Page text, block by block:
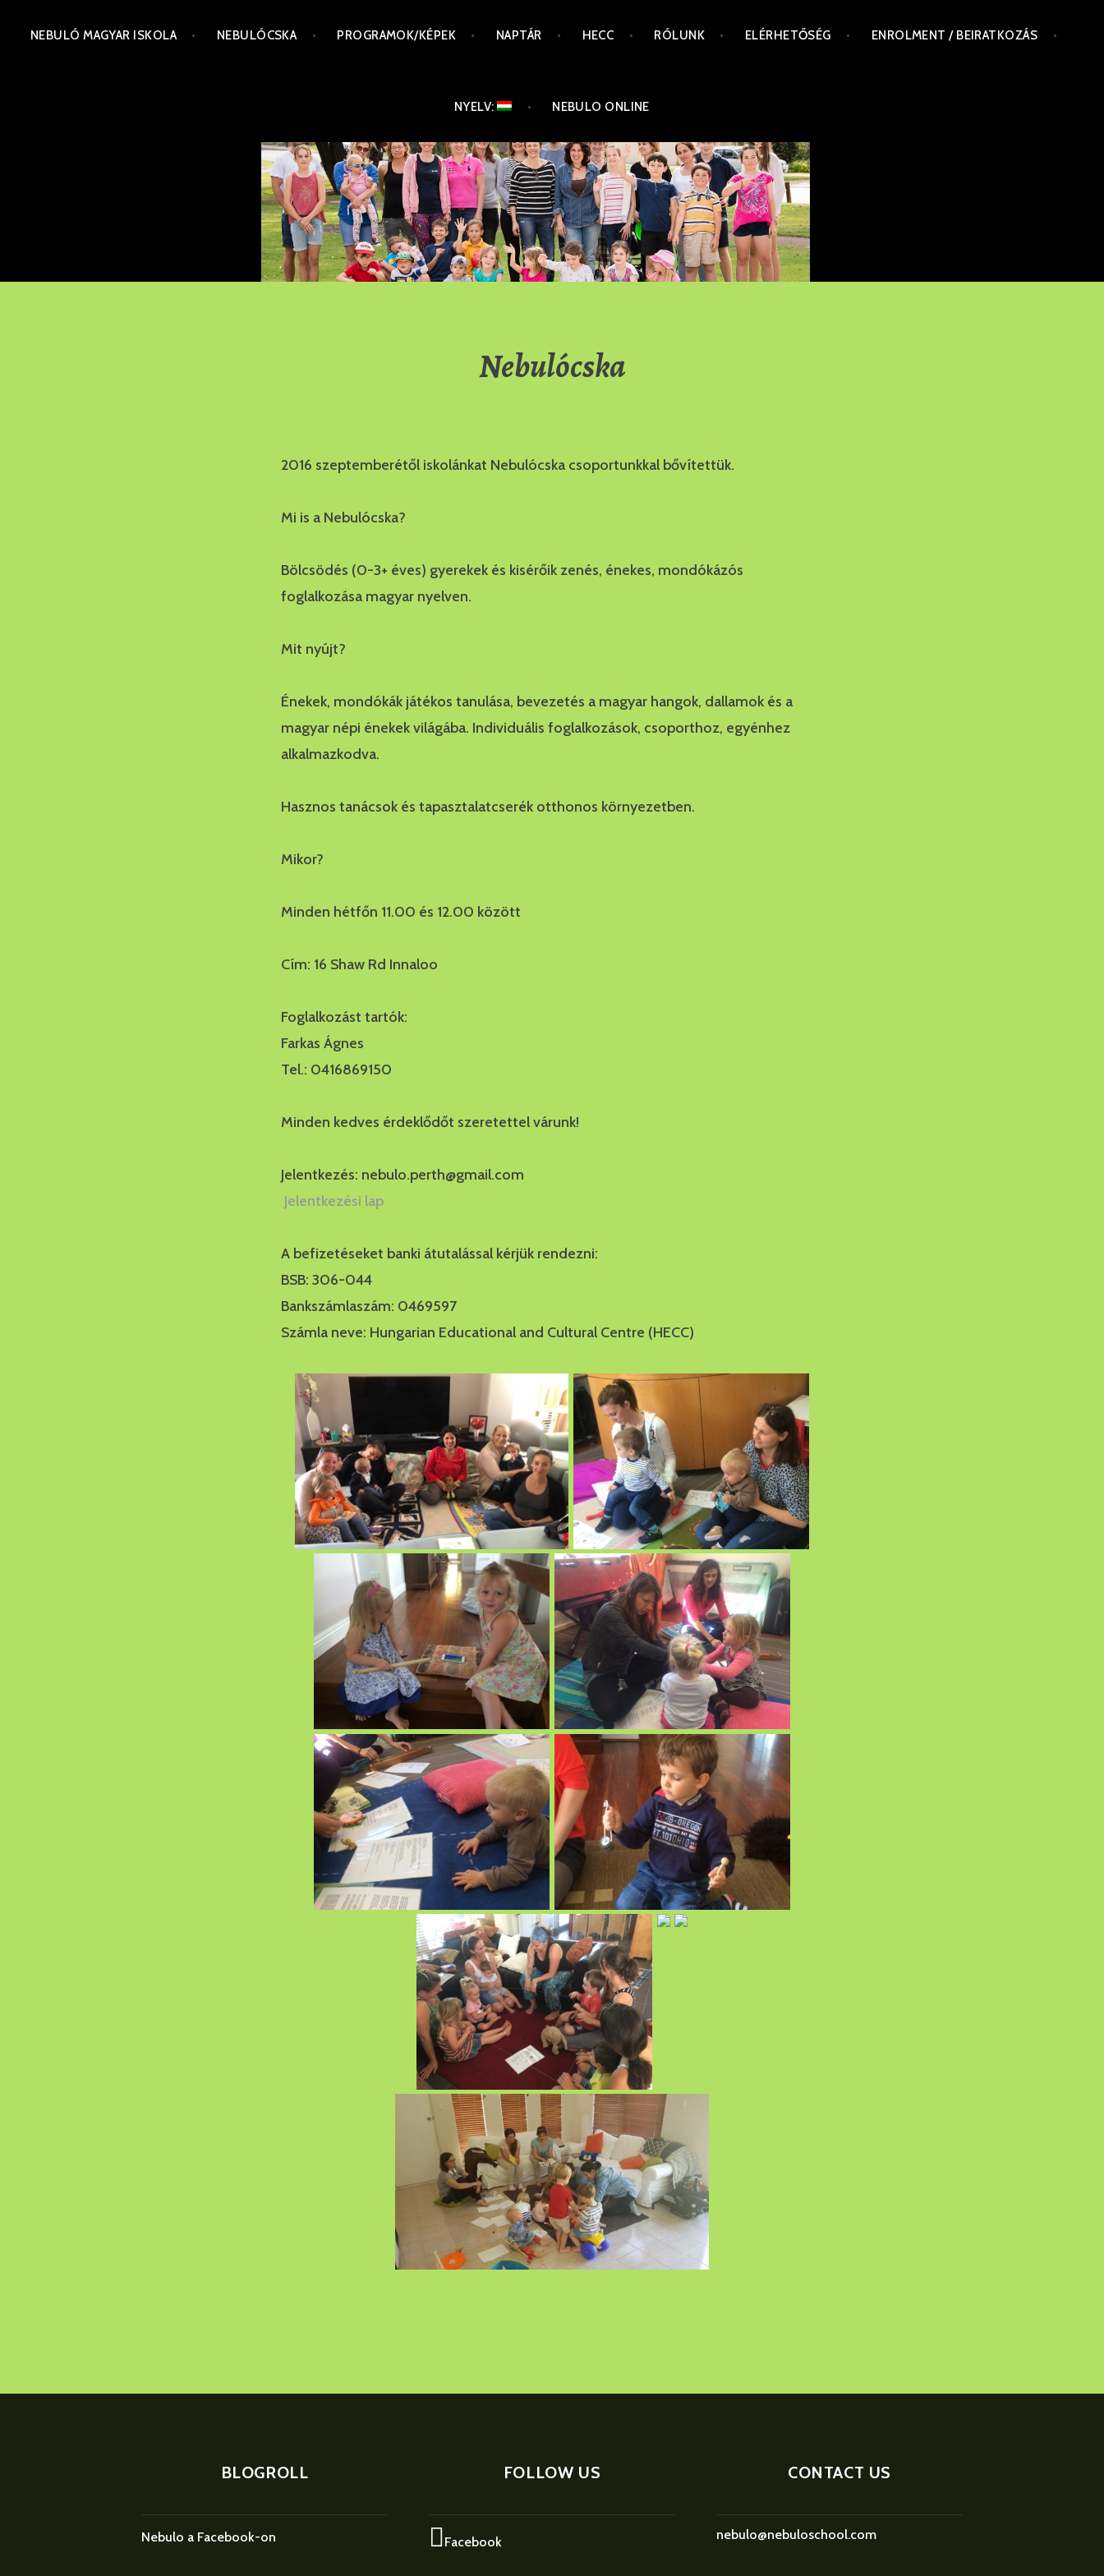
NEBULÓ MAGYAR ISKOLA NEBULÓCSKA PROGRAMOK/KÉPEK NAPTÁR HECC RÓLUNK ELÉRHETŐSÉG ENROLMENT / BEIRATKOZÁS
NYELV: NEBULO ONLINE
NEBULO SCHOOL
Nebulócska
2016 szeptemberétől iskolánkat Nebulócska csoportunkkal bővítettük.
Mi is a Nebulócska?
Bölcsödés (0-3+ éves) gyerekek és kisérőik zenés, énekes, mondókázós
foglalkozása magyar nyelven.
Mit nyújt?
Énekek, mondókák játékos tanulása, bevezetés a magyar hangok, dallamok és a
magyar népi énekek világába. Individuális foglalkozások, csoporthoz, egyénhez
alkalmazkodva.
Hasznos tanácsok és tapasztalatcserék otthonos környezetben.
Mikor?
Minden hétfőn 11.00 és 12.00 között
Cím: 16 Shaw Rd Innaloo
Foglalkozást tartók:
Farkas Ágnes
Tel.: 0416869150
Minden kedves érdeklődőt szeretettel várunk!
Jelentkezés: nebulo.perth@gmail.com
Jelentkezési lap
A befizetéseket banki átutalással kérjük rendezni:
BSB: 306-044
Bankszámlaszám: 0469597
Számla neve: Hungarian Educational and Cultural Centre (HECC)
BLOGROLL
Nebulo a Facebook-on
FOLLOW US
Facebook
CONTACT US
nebulo@nebuloschool.com